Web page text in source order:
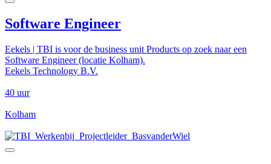
Software Engineer
Eekels | TBI is voor de business unit Products op zoek naar een
Software Engineer (locatie Kolham).
Eekels Technology B.V.
40 uur
Kolham